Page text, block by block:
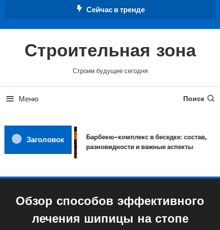
Сейчас в тренде
Строительная зона
Строим будущее сегодня
Меню Поиск
Заголовок
Барбекю-комплекс в беседке: состав,
разновидности и важные аспекты
Обзор способов эффективного
лечения шипицы на стопе